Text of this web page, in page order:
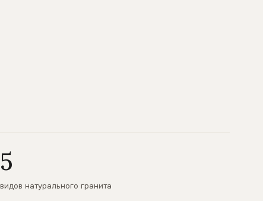
5
видов натурального гранита